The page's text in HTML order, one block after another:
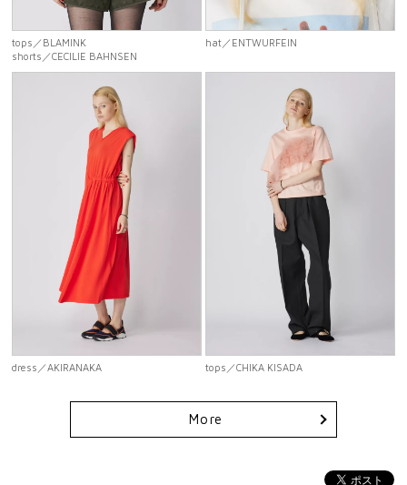
tops ／BLAMINK
shorts ／CECILIE BAHNSEN
hat ／ENTWURFEIN
dress ／AKIRANAKA tops ／CHIKA KISADA
More